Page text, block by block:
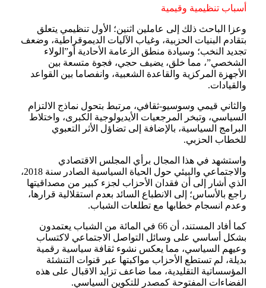
أسباب تنظيمية وقيمية
وعزا الباحث ذلك إلى عاملين اثنين؛ الأول تنظيمي يتعلق
بتقادم البنيات الحزبية، وغياب الآليات الديموقراطية، وضعف
تجديد النخب؛ وسيادة منطق الزعامة الأحادية أو”الولاء
الشخصي”، مما خلق، يضيف حجي، فجوة متسعة بين
الأجهزة المركزية والقاعدة الشعبية، وانفصاما بين القواعد
والقيادات.
والثاني قيمي وسوسيو-ثقافي، مرتبط بتحول نماذج الالتزام
السياسي، وتبخر المرجعيات الأيديولوجية الكبرى، واختلاط
البرامج السياسية، بالإضافة إلى تضاؤل الأثر التعبوي
للخطاب الحزبي.
واستشهد في هذا المجال برأي المجلس الاقتصادي
والاجتماعي والبيئي حول الحياة السياسية الصادر سنة 2018،
الذي أشار إلى أن فقدان الأحزاب لجزء كبير من مصداقيتها
راجع بالأساس؛ إلى الانطباع السائد بعدم استقلالية قرارها،
وعدم انسجام خطابها مع تطلعات الشباب.
كما أفاد المستند، أن 66 في المائة من الشباب يعتمدون
بشكل أساسي على وسائل التواصل الاجتماعي لاكتساب
وعيهم السياسي، مما يعكس نشوء ثقافة سياسية رقمية
بديلة، لم تستطع الأحزاب مواكبتها عبر قنوات التنشئة
المؤسساتية التقليدية، مما ضاعف تزايد الاقبال على هذه
الفضاءات المفتوحة كمصدر للتكوين السياسي.